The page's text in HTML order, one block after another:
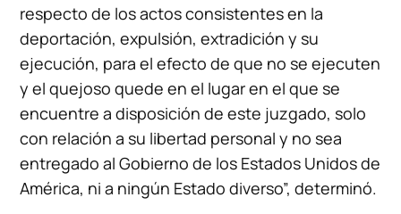
respecto de los actos consistentes en la
deportación, expulsión, extradición y su
ejecución, para el efecto de que no se ejecuten
y el quejoso quede en el lugar en el que se
encuentre a disposición de este juzgado, solo
con relación a su libertad personal y no sea
entregado al Gobierno de los Estados Unidos de
América, ni a ningún Estado diverso”, determinó.